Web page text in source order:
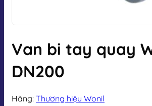
Van bi tay quay
DN200
Hãng: Thương hiệu Wonil